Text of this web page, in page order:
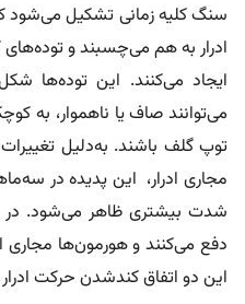
سنگ کلیه زمانی تشکیل می‌شود
ادرار به هم می‌چسبند و
ایجاد می‌کنند. این توده‌ها
می‌توانند صاف یا ناهموار، به
توپ گلف باشند. به‌دلیل
مجاری ادرار، این پدیده در
شدت بیشتری ظاهر می‌شود. در
دفع می‌کنند و هورمون‌ها مجاری
این دو اتفاق کند‌شدن حرکت